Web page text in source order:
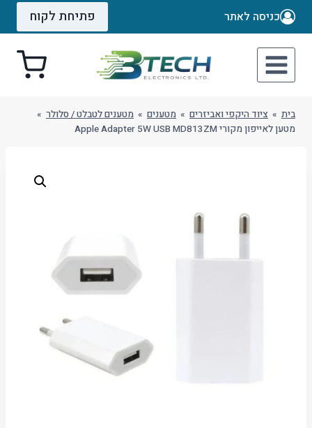
Skip
כניסה לאתר פתיחת לקוח
בית » ציוד היקפי ואביזרים » מטענים » מטענים לטבלט / סלולר »
מטען לאייפון מקורי Apple Adapter 5W USB MD813ZM